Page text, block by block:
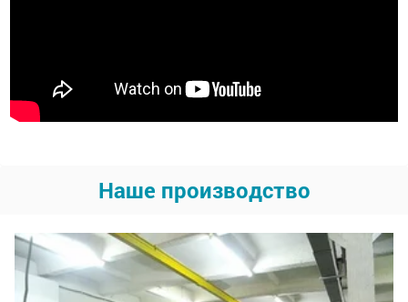
Наше производство